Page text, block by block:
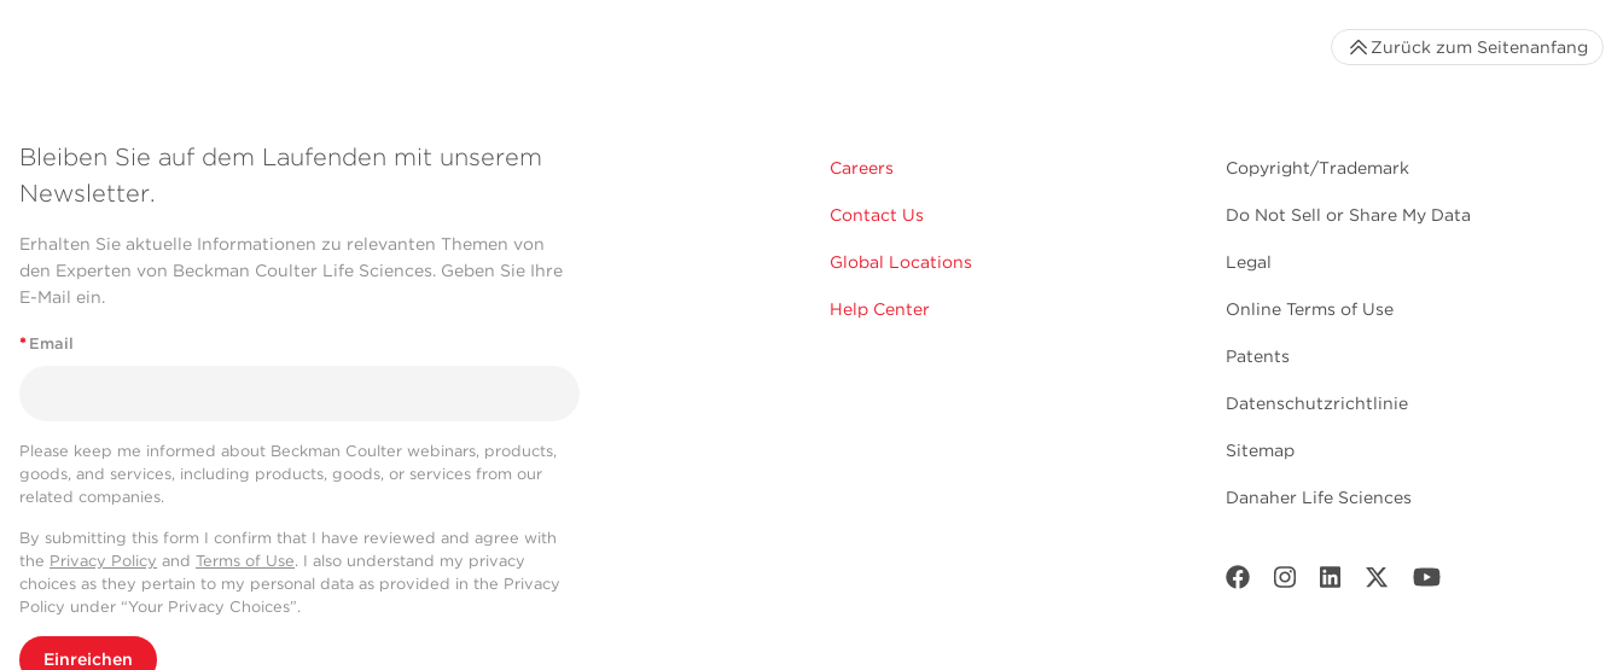
Bleiben Sie auf dem Laufenden mit unserem
Newsletter.
Erhalten Sie aktuelle Informationen zu relevanten Themen von
den Experten von Beckman Coulter Life Sciences. Geben Sie Ihre
E-Mail ein.
* Email
Please keep me informed about Beckman Coulter webinars, products,
goods, and services, including products, goods, or services from our
related companies.
By submitting this form I confirm that I have reviewed and agree with
the Privacy Policy and Terms of Use. I also understand my privacy
choices as they pertain to my personal data as provided in the Privacy
Policy under “Your Privacy Choices”.
Einreichen
Careers
Contact Us
Global Locations
Help Center
Copyright/Trademark
Do Not Sell or Share My Data
Legal
Online Terms of Use
Patents
Datenschutzrichtlinie
Sitemap
Danaher Life Sciences
Zurück zum Seitenanfang